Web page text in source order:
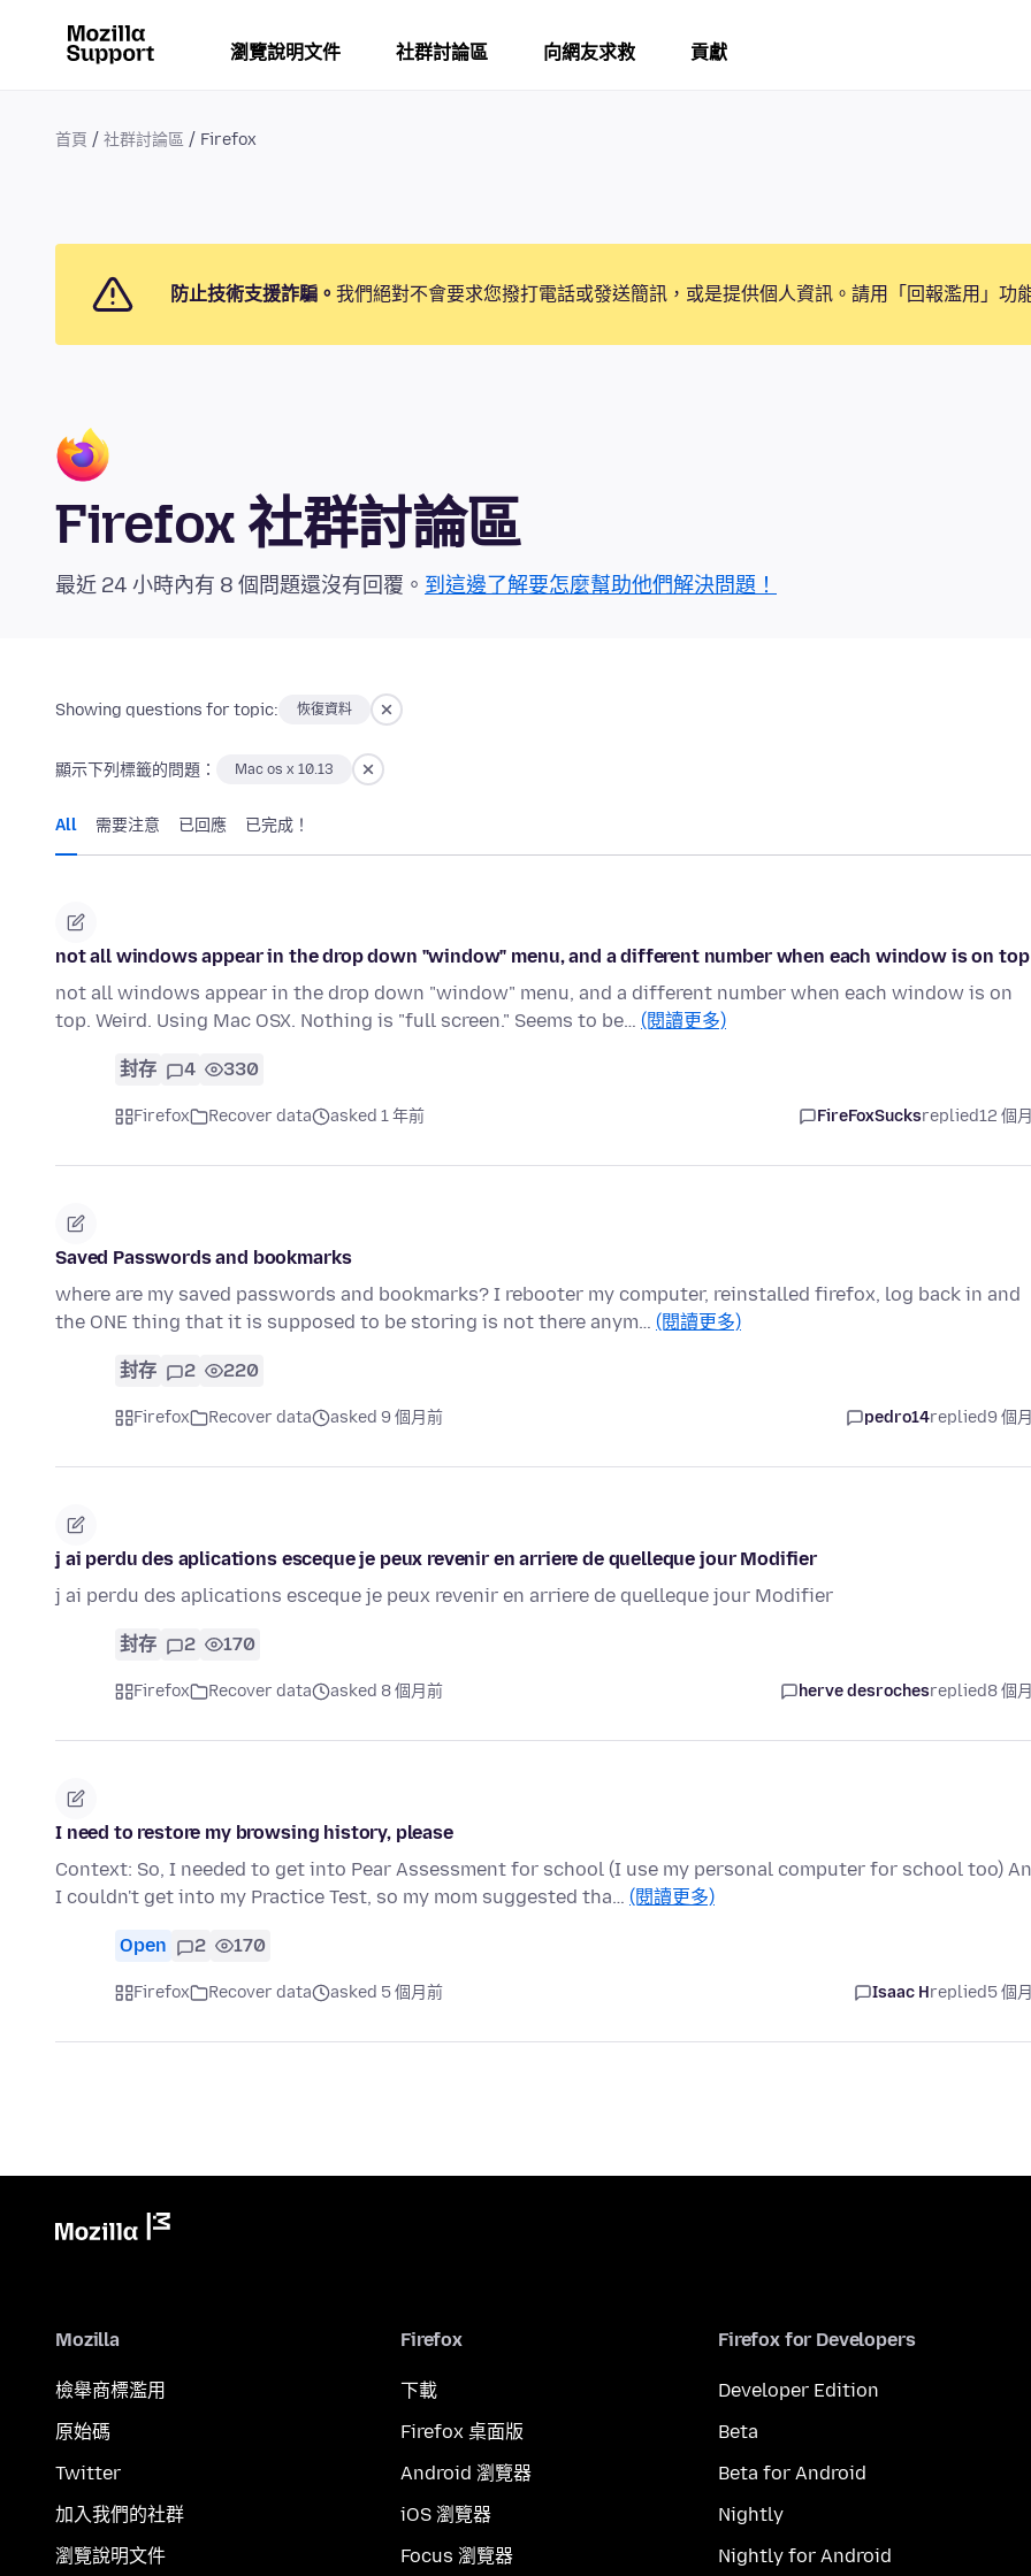
瀏覽說明文件 社群討論區 向網友求救 貢獻
首頁 社群討論區 Firefox
防止技術支援詐騙。 我們絕對不會要求您撥打電話或發送簡訊，或是提供個人資訊。請用「回報濫用」功
Firefox 社群討論區
最近 24 小時內有 8 個問題還沒有回覆。 到這邊了解要怎麼幫助他們解決問題！
Showing questions for topic: 恢復資料
顯示下列標籤的問題： Mac os x 10.13
All 需要注意 已回應 已完成！
not all windows appear in the drop down "window" menu, and a different number when each window is on top
not all windows appear in the drop down "window" menu, and a different number when each window is on
top. Weird. Using Mac OSX. Nothing is "full screen." Seems to be… (閱讀更多)
封存 4 330
Firefox Recover data asked 1 年前 FireFoxSucksreplied12 個
Saved Passwords and bookmarks
where are my saved passwords and bookmarks? I rebooter my computer, reinstalled firefox, log back in and
the ONE thing that it is supposed to be storing is not there anym… (閱讀更多)
封存 2 220
Firefox Recover data asked 9 個月前 pedro14replied9 個
j ai perdu des aplications esceque je peux revenir en arriere de quelleque jour Modifier
j ai perdu des aplications esceque je peux revenir en arriere de quelleque jour Modifier
封存 2 170
Firefox Recover data asked 8 個月前 herve desrochesreplied8 個
I need to restore my browsing history, please
Context: So, I needed to get into Pear Assessment for school (I use my personal computer for school too)
I couldn't get into my Practice Test, so my mom suggested tha… (閱讀更多)
Open 2 170
Firefox Recover data asked 5 個月前 Isaac Hreplied5 個
Mozilla
檢舉商標濫用
原始碼
Twitter
加入我們的社群
瀏覽說明文件
Firefox
下載
Firefox 桌面版
Android 瀏覽器
iOS 瀏覽器
Focus 瀏覽器
Firefox for Developers
Developer Edition
Beta
Beta for Android
Nightly
Nightly for Android